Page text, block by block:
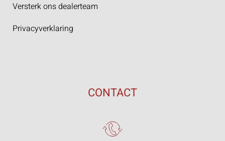
Versterk ons dealerteam
Privacyverklaring
CONTACT